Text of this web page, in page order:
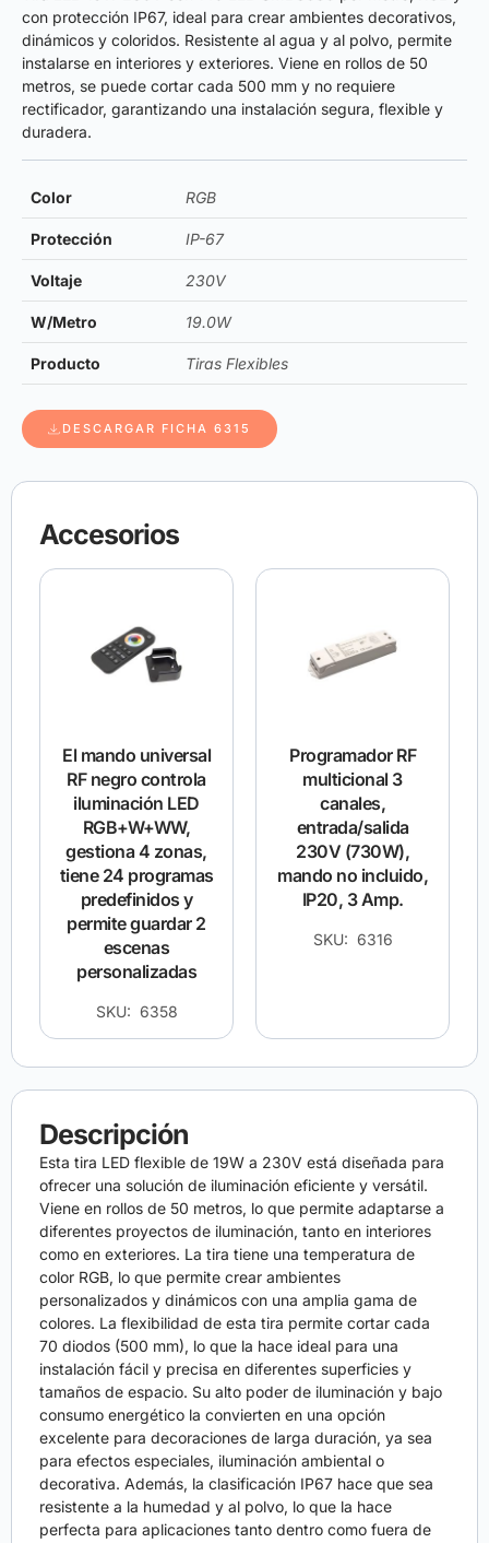
con protección IP67, ideal para crear ambientes decorativos,
dinámicos y coloridos. Resistente al agua y al polvo, permite
instalarse en interiores y exteriores. Viene en rollos de 50
metros, se puede cortar cada 500 mm y no requiere
rectificador, garantizando una instalación segura, flexible y
duradera.
Color RGB
Protección IP-67
Voltaje 230V
W/Metro 19.0W
Producto Tiras Flexibles
DESCARGAR FICHA 6315
Accesorios
El mando universal
RF negro controla
iluminación LED
RGB+W+WW,
gestiona 4 zonas,
tiene 24 programas
predefinidos y
permite guardar 2
escenas
personalizadas
SKU: 6358
Programador RF
multicional 3
canales,
entrada/salida
230V (730W),
mando no incluido,
IP20, 3 Amp.
SKU: 6316
Descripción
Esta tira LED flexible de 19W a 230V está diseñada para
ofrecer una solución de iluminación eficiente y versátil.
Viene en rollos de 50 metros, lo que permite adaptarse a
diferentes proyectos de iluminación, tanto en interiores
como en exteriores. La tira tiene una temperatura de
color RGB, lo que permite crear ambientes
personalizados y dinámicos con una amplia gama de
colores. La flexibilidad de esta tira permite cortar cada
70 diodos (500 mm), lo que la hace ideal para una
instalación fácil y precisa en diferentes superficies y
tamaños de espacio. Su alto poder de iluminación y bajo
consumo energético la convierten en una opción
excelente para decoraciones de larga duración, ya sea
para efectos especiales, iluminación ambiental o
decorativa. Además, la clasificación IP67 hace que sea
resistente a la humedad y al polvo, lo que la hace
perfecta para aplicaciones tanto dentro como fuera de